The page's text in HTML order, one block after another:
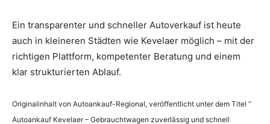
Ein transparenter und schneller Autoverkauf ist heute
auch in kleineren Städten wie Kevelaer möglich – mit der
richtigen Plattform, kompetenter Beratung und einem
klar strukturierten Ablauf.
Originalinhalt von Autoankauf-Regional, veröffentlicht unter dem Titel “
Autoankauf Kevelaer – Gebrauchtwagen zuverlässig und schnell